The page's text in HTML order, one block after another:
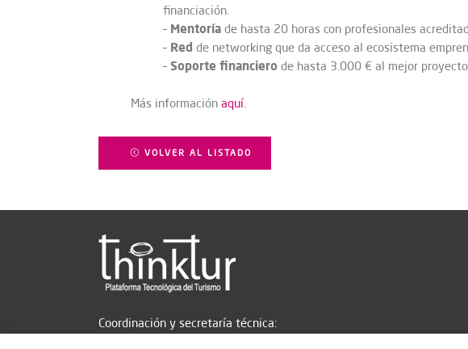
financiación.
– Mentoría de hasta 20 horas con profesionales
– Red de networking que da acceso al ecosistema
– Soporte financiero de hasta 3.000 € al mejor
Más información aquí.
VOLVER AL LISTADO
Coordinación y secretaría técnica: